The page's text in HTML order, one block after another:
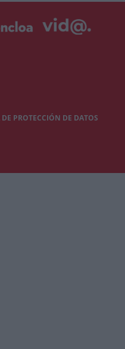
PROTECCIÓN DE DATOS